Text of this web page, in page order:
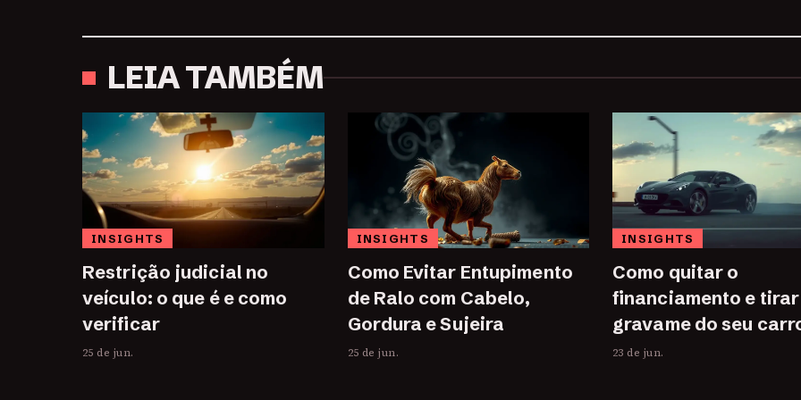
LEIA TAMBÉM
INSIGHTS
Restrição judicial no
veículo: o que é e como
verificar
25 de jun.
INSIGHTS
Como Evitar Entupimento
de Ralo com Cabelo,
Gordura e Sujeira
25 de jun.
INSIGHTS
Como quitar o
financiamento e
gravame do seu
23 de jun.